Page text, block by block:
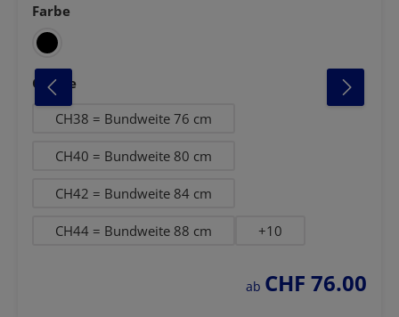
Farbe
auswählen
Grösse
CH38 = Bundweite 76 cm
CH40 = Bundweite 80 cm
CH42 = Bundweite 84 cm
CH44 = Bundweite 88 cm +10
regulärer preis:
ab CHF 76.00